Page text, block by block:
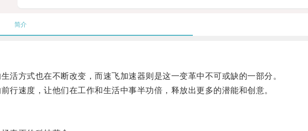
简介
方式也在不断改变，而速飞加速器则是这一变革中不可或缺的一部分。
速度，让他们在工作和生活中事半功倍，释放出更多的潜能和创意。